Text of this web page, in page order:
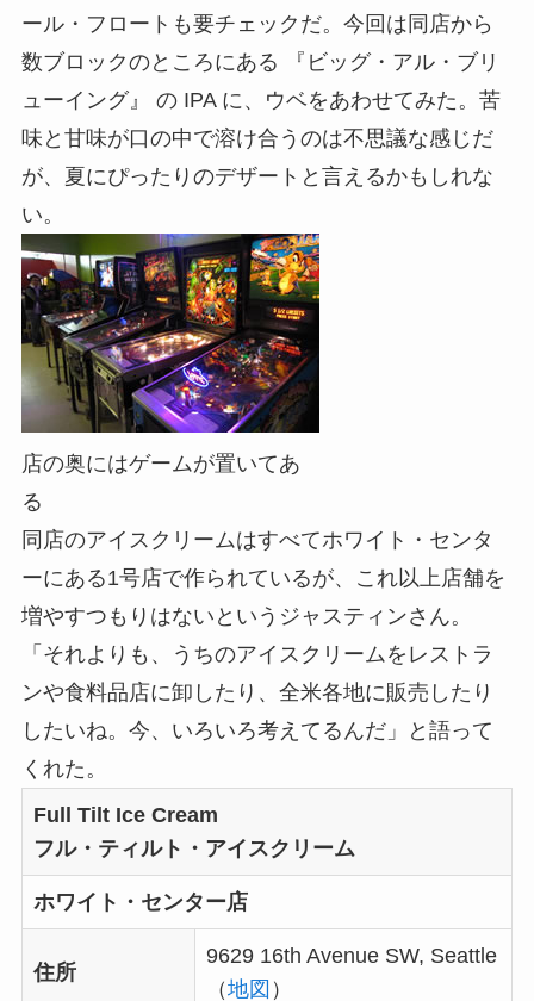
ール・フロートも要チェックだ。今回は同店から
数ブロックのところにある 『ビッグ・アル・ブリ
ューイング』 の IPA に、ウベをあわせてみた。苦
味と甘味が口の中で溶け合うのは不思議な感じだ
が、夏にぴったりのデザートと言えるかもしれな
い。
店の奥にはゲームが置いてあ
る
同店のアイスクリームはすべてホワイト・センタ
ーにある1号店で作られているが、これ以上店舗を
増やすつもりはないというジャスティンさん。
「それよりも、うちのアイスクリームをレストラ
ンや食料品店に卸したり、全米各地に販売したり
したいね。今、いろいろ考えてるんだ」と語って
くれた。
Full Tilt Ice Cream
フル・ティルト・アイスクリーム
ホワイト・センター店
住所
9629 16th Avenue SW, Seattle
（地図 ）